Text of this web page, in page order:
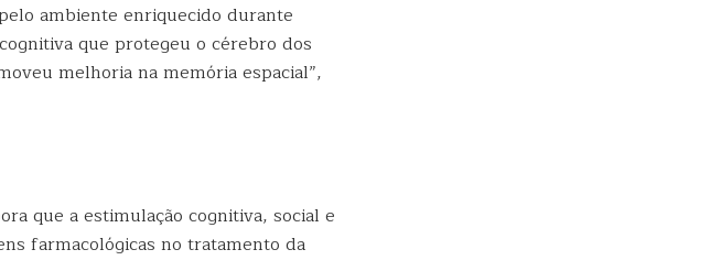
ambiente enriquecido durante
que protegeu o cérebro dos
melhoria na memória espacial”,
que a estimulação cognitiva, social e
farmacológicas no tratamento da